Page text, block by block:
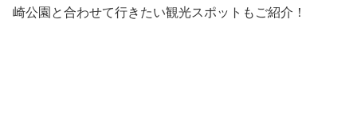
崎公園と合わせて行きたい観光スポットもご紹介！